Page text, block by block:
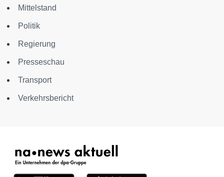
Mittelstand
Politik
Regierung
Presseschau
Transport
Verkehrsbericht